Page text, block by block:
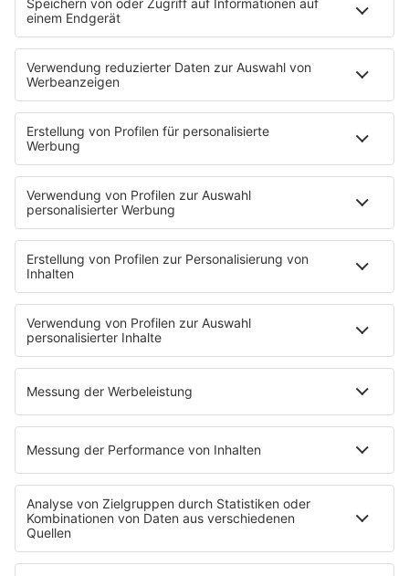
Strandbar
Putzfimmel
Deutschpop
Deutsche Liebeslieder
PODCASTS
Mit den Waffeln einer Frau
Frühstück bei Barbara
Brave & One
NotAufnahme
"Bewerbung und Karriere"
Aber bitte mit Schlager
Erdbeerkäse
Fitness mit M.A.R.K
Glück in Worten
Todesursache
Niemand muss ein Promi sein
PROGRAMM
Mit den Waffeln einer Frau
SERVICE
Empfang
barba radio App